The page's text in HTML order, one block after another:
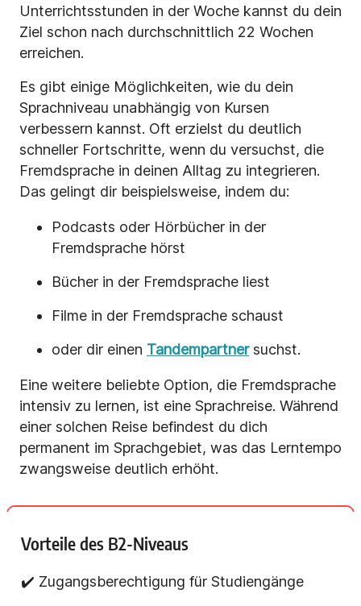
Unterrichtsstunden in der Woche kannst du dein
Ziel schon nach durchschnittlich 22 Wochen
erreichen.
Es gibt einige Möglichkeiten, wie du dein
Sprachniveau unabhängig von Kursen
verbessern kannst. Oft erzielst du deutlich
schneller Fortschritte, wenn du versuchst, die
Fremdsprache in deinen Alltag zu integrieren.
Das gelingt dir beispielsweise, indem du:
Podcasts oder Hörbücher in der
Fremdsprache hörst
Bücher in der Fremdsprache liest
Filme in der Fremdsprache schaust
oder dir einen Tandempartnersuchst.
Eine weitere beliebte Option, die Fremdsprache
intensiv zu lernen, ist eine Sprachreise. Während
einer solchen Reise befindest du dich
permanent im Sprachgebiet, was das Lerntempo
zwangsweise deutlich erhöht.
Vorteile des B2-Niveaus
✔️ Zugangsberechtigung für Studiengänge